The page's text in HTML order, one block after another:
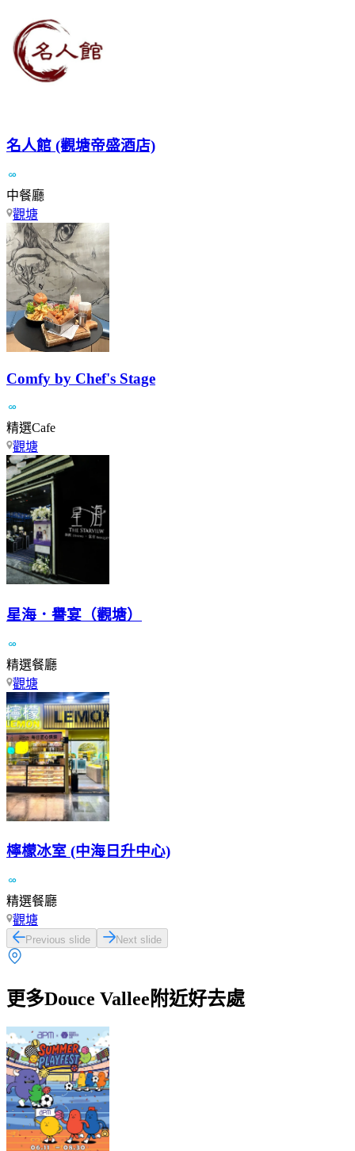
名人館 (觀塘帝盛酒店)
中餐廳
觀塘
Comfy by Chef's Stage
精選Cafe
觀塘
星海．譽宴（觀塘）
精選餐廳
觀塘
檸檬冰室 (中海日升中心)
精選餐廳
觀塘
Previous slide Next slide
更多Douce Vallee附近好去處